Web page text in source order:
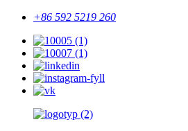
+86 592 5219 260